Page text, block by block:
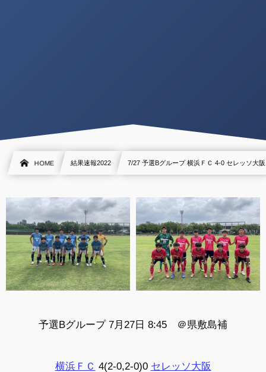
HOME 結果速報2022 7/27 予選Bグループ 横浜ＦＣ 4-0 セレッソ大阪
予選Bグループ 7月27日 8:45 ＠県敷島補
横浜ＦＣ 4(2-0,2-0)0 セレッソ大阪